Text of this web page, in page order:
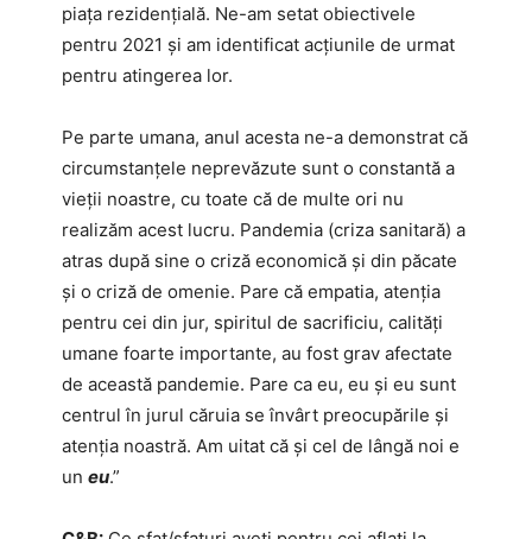
piaţa rezidenţială. Ne-am setat obiectivele
pentru 2021 şi am identificat acţiunile de urmat
pentru atingerea lor.
Pe parte umana, anul acesta ne-a demonstrat că
circumstanţele neprevăzute sunt o constantă a
vieţii noastre, cu toate că de multe ori nu
realizăm acest lucru. Pandemia (criza sanitară) a
atras după sine o criză economică şi din păcate
şi o criză de omenie. Pare că empatia, atenţia
pentru cei din jur, spiritul de sacrificiu, calităţi
umane foarte importante, au fost grav afectate
de această pandemie. Pare ca eu, eu şi eu sunt
centrul în jurul căruia se învârt preocupările şi
atenţia noastră. Am uitat că şi cel de lângă noi e
un eu.”